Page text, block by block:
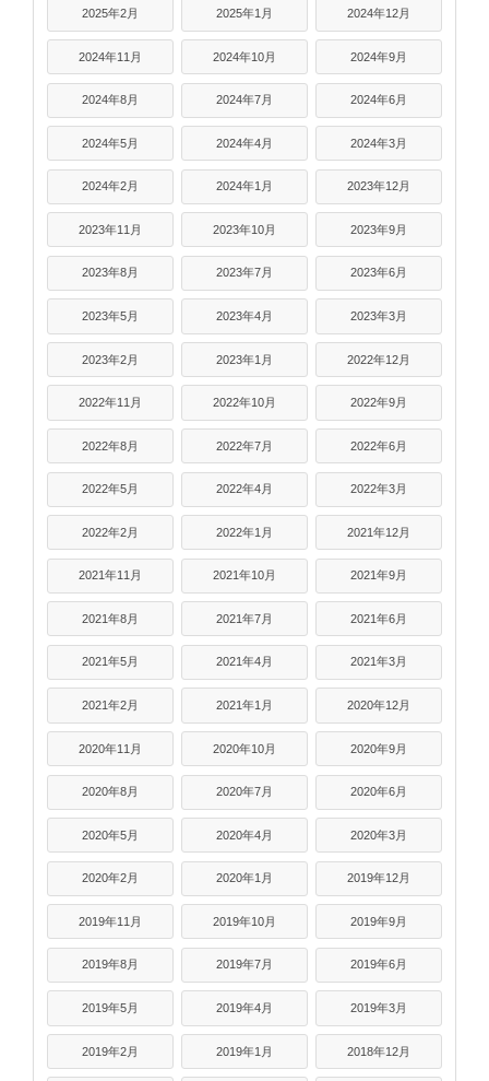
2025年2月 2025年1月 2024年12月
2024年11月 2024年10月 2024年9月
2024年8月 2024年7月 2024年6月
2024年5月 2024年4月 2024年3月
2024年2月 2024年1月 2023年12月
2023年11月 2023年10月 2023年9月
2023年8月 2023年7月 2023年6月
2023年5月 2023年4月 2023年3月
2023年2月 2023年1月 2022年12月
2022年11月 2022年10月 2022年9月
2022年8月 2022年7月 2022年6月
2022年5月 2022年4月 2022年3月
2022年2月 2022年1月 2021年12月
2021年11月 2021年10月 2021年9月
2021年8月 2021年7月 2021年6月
2021年5月 2021年4月 2021年3月
2021年2月 2021年1月 2020年12月
2020年11月 2020年10月 2020年9月
2020年8月 2020年7月 2020年6月
2020年5月 2020年4月 2020年3月
2020年2月 2020年1月 2019年12月
2019年11月 2019年10月 2019年9月
2019年8月 2019年7月 2019年6月
2019年5月 2019年4月 2019年3月
2019年2月 2019年1月 2018年12月